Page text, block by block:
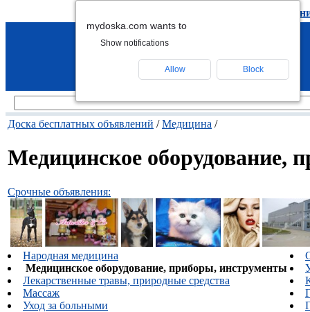
удалить
Доска бесплатных объявлений /Медицина /
Медицинское оборудование,
Срочные объявления:
Народная медицина
Медицинское оборудование, приборы, инструменты
Лекарственные травы, природные средства
Массаж
Уход за больными
mydoska.com wants to
Show notifications
Allow Block